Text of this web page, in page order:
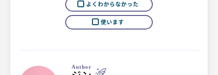
よくわからなかった
使います
Author